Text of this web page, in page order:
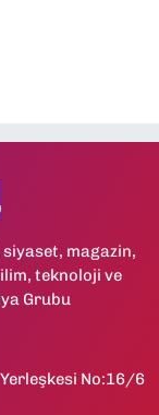
magazin,
teknoloji ve
Grubu
No:16/6